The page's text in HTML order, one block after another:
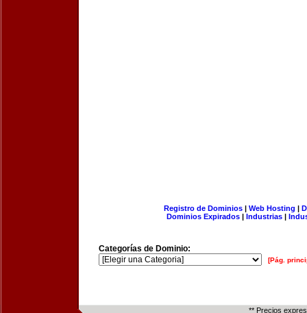
Registro de Dominios| Web Hosting |
Dominios Expirados | Industrias |
Categorías de Dominio:
[Pág.
** Precios